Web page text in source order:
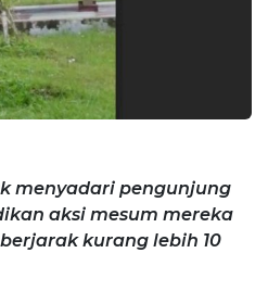
menyadari pengunjung
aksi mesum mereka
kurang lebih 10